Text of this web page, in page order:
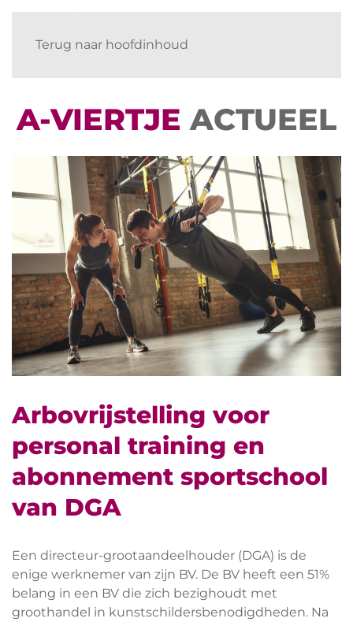
Terug naar hoofdinhoud
A-VIERTJEACTUEEL
Arbovrijstelling voor
personal training en
abonnement sportschool
van DGA
Een directeur-grootaandeelhouder (DGA) is de
enige werknemer van zijn BV. De BV heeft een 51%
belang in een BV die zich bezighoudt met
groothandel in kunstschildersbenodigdheden. Na